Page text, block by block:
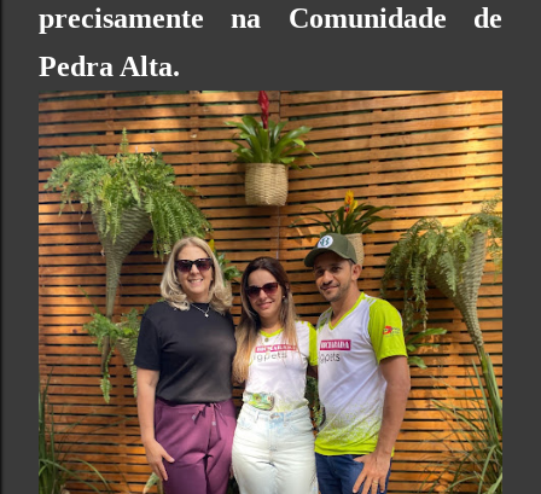
precisamente na Comunidade de
Pedra Alta.